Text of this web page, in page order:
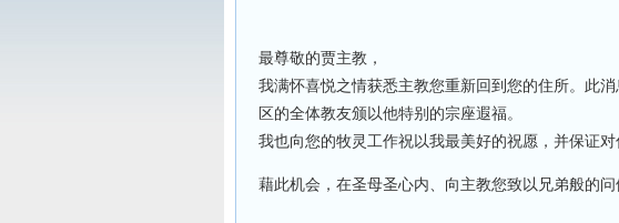
最尊敬的贾主教，
我满怀喜悦之情获悉主教您重新回到您的住所。此
区的全体教友颁以他特别的宗座遐福。
我也向您的牧灵工作祝以我最美好的祝愿，并保证对
藉此机会，在圣母圣心内、向主教您致以兄弟般的问